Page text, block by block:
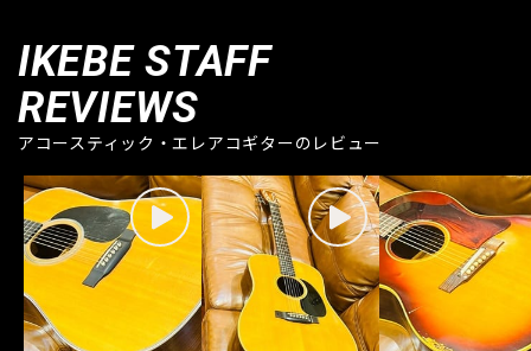
IKEBE STAFF
REVIEWS
アコースティック・エレアコギターのレビュー